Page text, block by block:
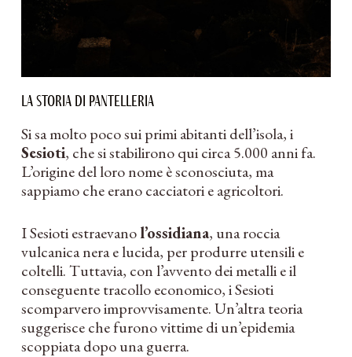
La storia di Pantelleria
Si sa molto poco sui primi abitanti dell’isola, i
Sesioti, che si stabilirono qui circa 5.000 anni fa.
L’origine del loro nome è sconosciuta, ma
sappiamo che erano cacciatori e agricoltori.
I Sesioti estraevanol’ossidiana, una roccia
vulcanica nera e lucida, per produrre utensili e
coltelli. Tuttavia, con l’avvento dei metalli e il
conseguente tracollo economico, i Sesioti
scomparvero improvvisamente. Un’altra teoria
suggerisce che furono vittime di un’epidemia
scoppiata dopo una guerra.